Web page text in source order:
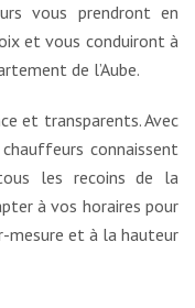
vous prendront en
et vous conduiront à
de l’Aube.
et transparents. Avec
connaissent
les recoins de la
à vos horaires pour
mesure et à la hauteur